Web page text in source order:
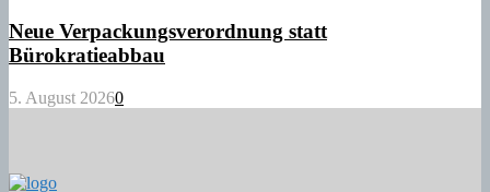
Neue Verpackungsverordnung statt
Bürokratieabbau
5. August 20260